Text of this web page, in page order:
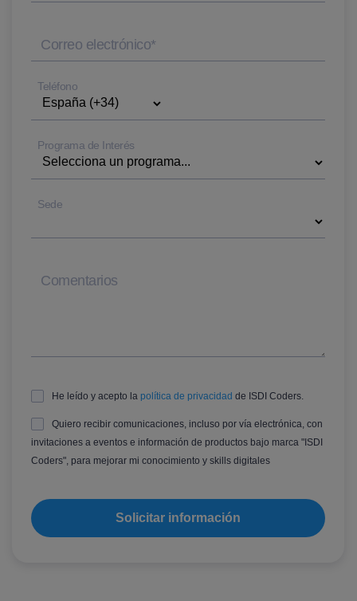
Correo electrónico*
Teléfono
Programa de Interés
Sede
Comentarios
He leído y acepto la política de privacidad de ISDI Coders.
Quiero recibir comunicaciones, incluso por vía electrónica, con
invitaciones a eventos e información de productos bajo marca "ISDI
Coders", para mejorar mi conocimiento y skills digitales